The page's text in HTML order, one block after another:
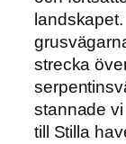
strecka
stannade
till Stilla